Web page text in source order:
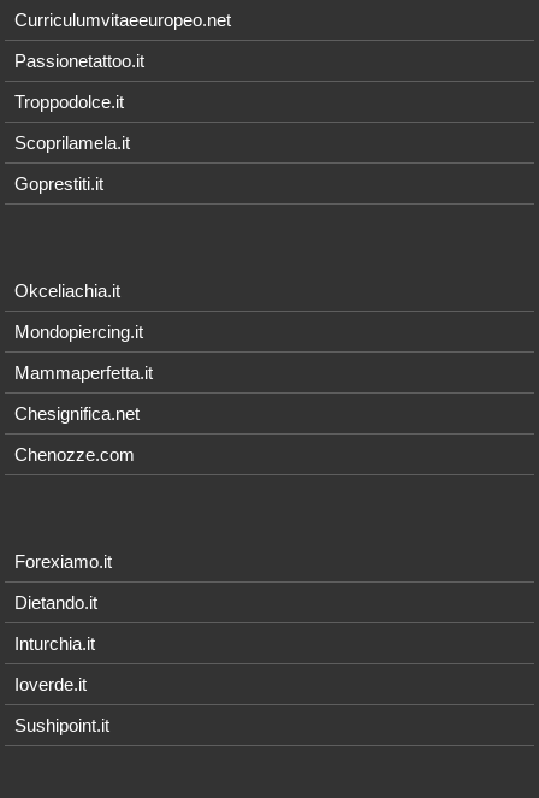
Curriculumvitaeeuropeo.net
Passionetattoo.it
Troppodolce.it
Scoprilamela.it
Goprestiti.it
Okceliachia.it
Mondopiercing.it
Mammaperfetta.it
Chesignifica.net
Chenozze.com
Forexiamo.it
Dietando.it
Inturchia.it
Ioverde.it
Sushipoint.it